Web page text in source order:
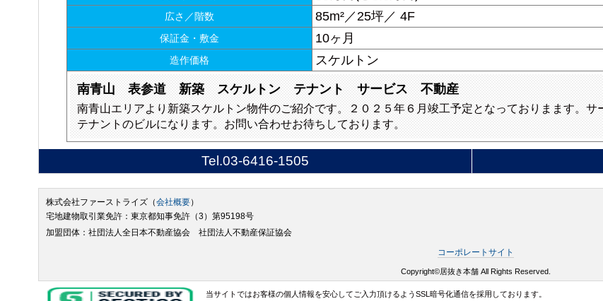
広さ／階数 85m²／25坪／ 4F
保証金・敷金 10ヶ月
造作価格 スケルトン
南青山 表参道 新築 スケルトン テナント サービス 不動産
南青山エリアより新築スケルトン物件のご紹介です。２０２５年６月竣工予定となっておりまます。
テナントのビルになります。お問い合わせお待ちしております。
Tel.03-6416-1505
株式会社ファーストライズ（会社概要）
宅地建物取引業免許：東京都知事免許（3）第95198号
加盟団体：社団法人全日本不動産協会 社団法人不動産保証協会
コーポレートサイト
Copyright©居抜き本舗 All Rights Reserved.
当サイトではお客様の個人情報を安心してご入力頂けるようSSL暗号化通信を採用しております。